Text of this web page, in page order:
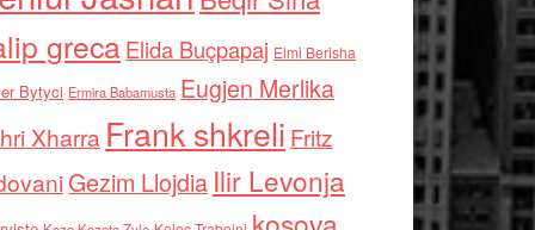
grecaElida Buçpapaj Elmi Berisha
Bytyci Ermira Babamusta Eugjen Merlika
Xharra Frank shkreli Fritz
Gezim Llojdia Ilir Levonja